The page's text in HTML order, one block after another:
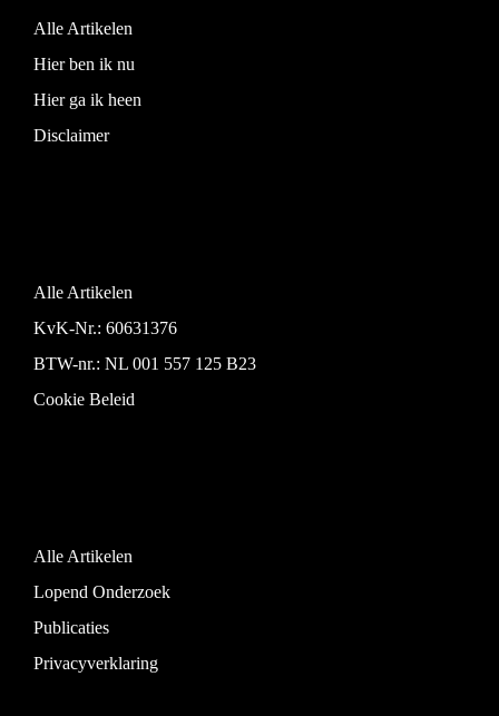
Alle Artikelen
Hier ben ik nu
Hier ga ik heen
Disclaimer
Alle Artikelen
KvK-Nr.: 60631376
BTW-nr.: NL 001 557 125 B23
Cookie Beleid
Alle Artikelen
Lopend Onderzoek
Publicaties
Privacyverklaring